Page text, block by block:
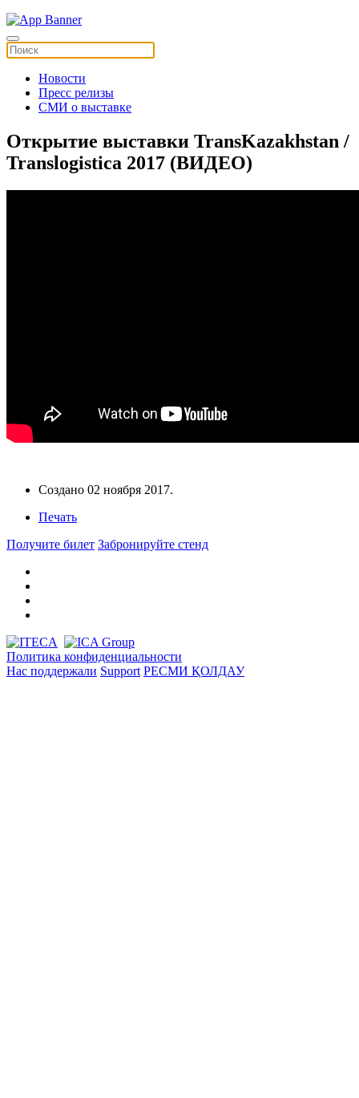
Новости
Пресс релизы
СМИ о выставке
Открытие выставки TransKazakhstan /
Translogistica 2017 (ВИДЕО)
Создано 02 ноября 2017.
Печать
Получите билет Забронируйте стенд
Политика конфиденциальности
Нас поддержали Support РЕСМИ ҚОЛДАУ